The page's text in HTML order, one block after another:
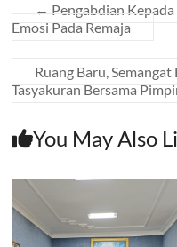
← Pengabdian
Emosi Pada Remaja
Ruang Baru,
Tasyakuran Bersama
You May Also